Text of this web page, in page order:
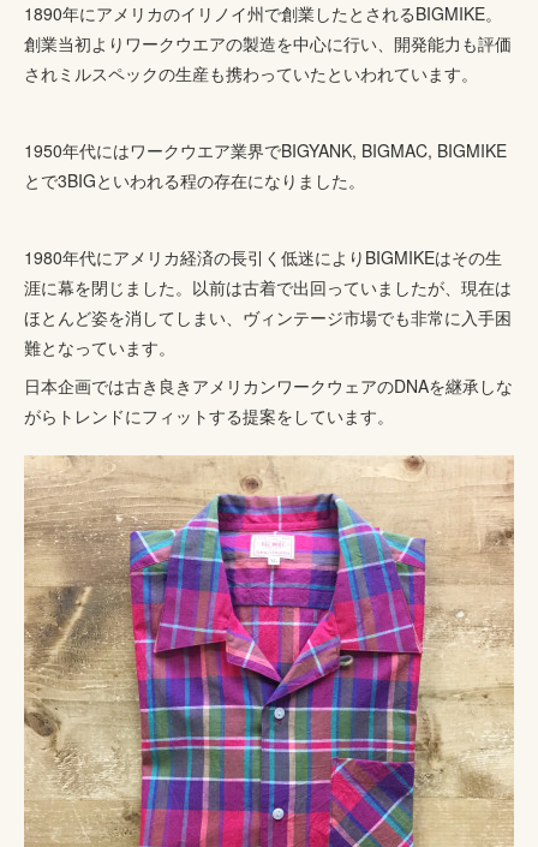
1890年にアメリカのイリノイ州で創業したとされるBIGMIKE。
創業当初よりワークウエアの製造を中心に行い、開発能力も評価
されミルスペックの生産も携わっていたといわれています。
1950年代にはワークウエア業界でBIGYANK, BIGMAC, BIGMIKE
とで3BIGといわれる程の存在になりました。
1980年代にアメリカ経済の長引く低迷によりBIGMIKEはその生
涯に幕を閉じました。以前は古着で出回っていましたが、現在は
ほとんど姿を消してしまい、ヴィンテージ市場でも非常に入手困
難となっています。
日本企画では古き良きアメリカンワークウェアのDNAを継承しな
がらトレンドにフィットする提案をしています。